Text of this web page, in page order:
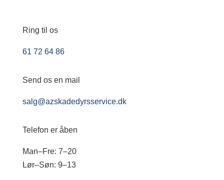
Ring til os
61 72 64 86
Send os en mail
salg@azskadedyrsservice.dk
Telefon er åben
Man–Fre: 7–20
Lør–Søn: 9–13